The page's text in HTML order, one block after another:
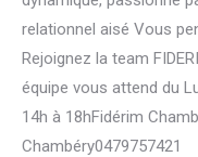
relationnel aisé Vous
Rejoignez la team
équipe vous attend du
14h à 18hFidérim
Chambéry0479757421